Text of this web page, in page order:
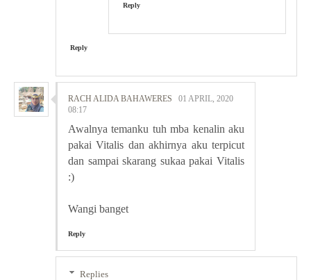
Reply
Reply
RACH ALIDA BAHAWERES
01 APRIL, 2020
08:17
Awalnya temanku tuh mba kenalin aku
pakai Vitalis dan akhirnya aku terpicut
dan sampai skarang sukaa pakai Vitalis
:)
Wangi banget
Reply
Replies